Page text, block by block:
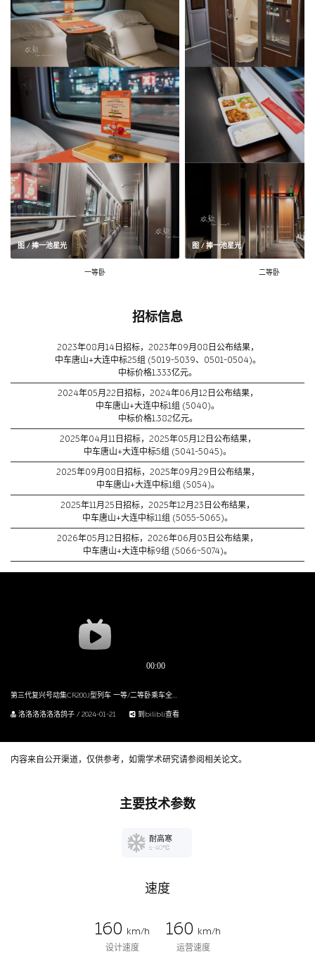
图 / 捧一池星光
一等卧
图 / 捧一池星光
二等卧
招标信息
2023年08月14日招标，2023年09月08日公布结果，
中车唐山+大连中标25组 (5019-5039、0501-0504)。
中标价格1.333亿元。
2024年05月22日招标，2024年06月12日公布结果，
中车唐山+大连中标1组 (5040)。
中标价格1.382亿元。
2025年04月11日招标，2025年05月12日公布结果，
中车唐山+大连中标5组 (5041-5045)。
2025年09月08日招标，2025年09月29日公布结果，
中车唐山+大连中标1组 (5054)。
2025年11月25日招标，2025年12月23日公布结果，
中车唐山+大连中标11组 (5055-5065)。
2026年05月12日招标，2026年06月03日公布结果，
中车唐山+大连中标9组 (5066~5074)。
第三代复兴号动集CR200J型列车 一等/二等卧乘车全体验
到bilibli查看
洛洛洛洛洛洛鸽子 / 2024-01-21
内容来自公开渠道，仅供参考，如需学术研究请参阅相关论文。
主要技术参数
耐高寒
≤-40℃
速度
160
km/h
设计速度
160
km/h
运营速度